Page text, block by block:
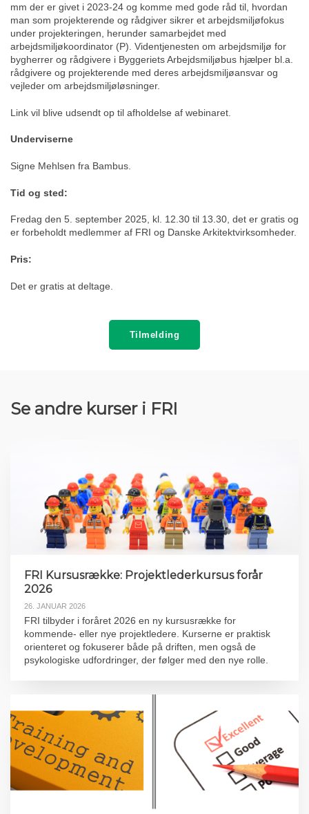
mm der er givet i 2023-24 og komme med gode råd til, hvordan
man som projekterende og rådgiver sikrer et arbejdsmiljøfokus
under projekteringen, herunder samarbejdet med
arbejdsmiljøkoordinator (P). Videntjenesten om arbejdsmiljø for
bygherrer og rådgivere i Byggeriets Arbejdsmiljøbus hjælper bl.a.
rådgivere og projekterende med deres arbejdsmiljøansvar og
vejleder om arbejdsmiljøløsninger.
Link vil blive udsendt op til afholdelse af webinaret.
Underviserne
Signe Mehlsen fra Bambus.
Tid og sted:
Fredag den 5. september 2025, kl. 12.30 til 13.30, det er gratis og
er forbeholdt medlemmer af FRI og Danske Arkitektvirksomheder.
Pris:
Det er gratis at deltage.
Tilmelding
Se andre kurser i FRI
FRI Kursusrække: Projektlederkursus forår
2026
26. JANUAR 2026
FRI tilbyder i foråret 2026 en ny kursusrække for
kommende- eller nye projektledere. Kurserne er praktisk
orienteret og fokuserer både på driften, men også de
psykologiske udfordringer, der følger med den nye rolle.